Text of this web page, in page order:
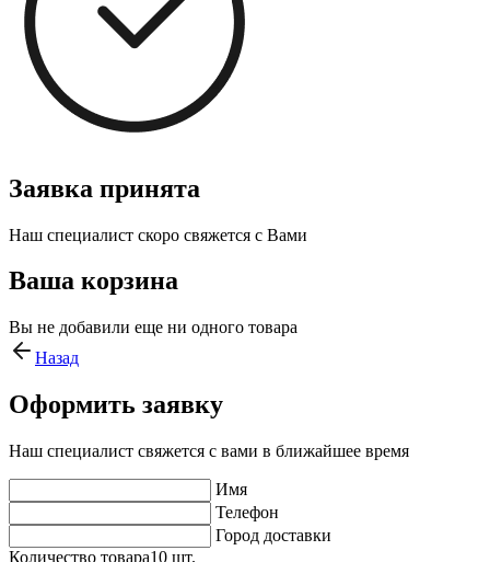
Заявка принята
Наш специалист скоро свяжется с Вами
Ваша корзина
Вы не добавили еще ни одного товара
Назад
Оформить заявку
Наш специалист свяжется с вами в ближайшее время
Имя
Телефон
Город доставки
Количество товара10 шт.